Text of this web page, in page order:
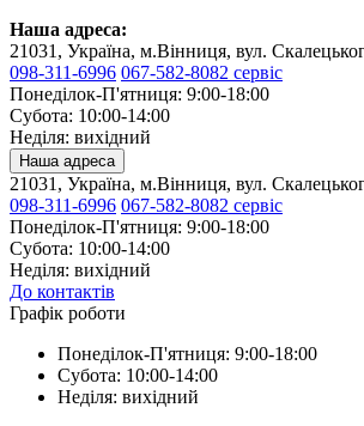
Наша адреса:
21031, Україна, м.Вінниця, вул.
098-311-6996 067-582-8082 сервіс
Понеділок-П'ятниця: 9:00-18:00
Субота: 10:00-14:00
Неділя: вихідний
Наша адреса
21031, Україна, м.Вінниця, вул.
098-311-6996 067-582-8082 сервіс
Понеділок-П'ятниця: 9:00-18:00
Субота: 10:00-14:00
Неділя: вихідний
До контактів
Графік роботи
Понеділок-П'ятниця: 9:00-18:00
Субота: 10:00-14:00
Неділя: вихідний